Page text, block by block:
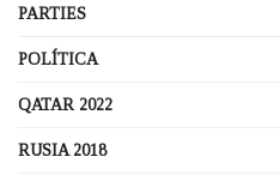
PARTIES
POLÍTICA
QATAR 2022
RUSIA 2018